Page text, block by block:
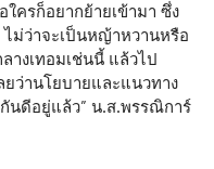
ครก็อยากย้ายเข้ามา ซึ่ง
ม่ว่าจะเป็นหญ้าหวานหรือ
างเทอมเช่นนี้ แล้วไป
ยว่านโยบายและแนวทาง
นดีอยู่แล้ว” น.ส.พรรณิการ์